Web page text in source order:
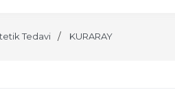
Tedavi KURARAY